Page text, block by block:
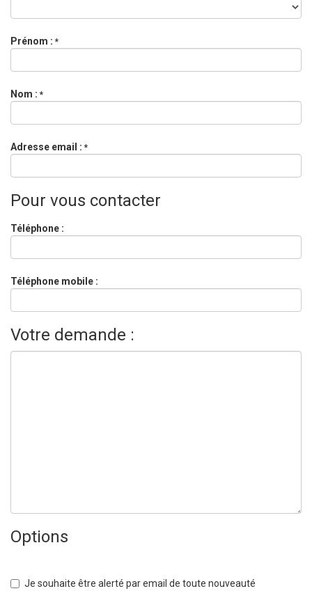
Prénom : *
Nom : *
Adresse email : *
Pour vous contacter
Téléphone :
Téléphone mobile :
Votre demande :
Options
Je souhaite être alerté par email de toute nouveauté